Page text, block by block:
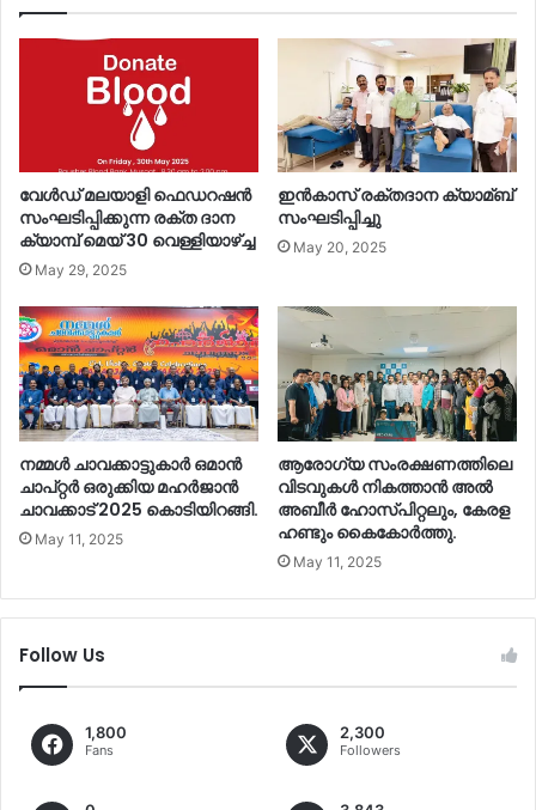
വേൾഡ് മലയാളി ഫെഡറഷൻ
സംഘടിപ്പിക്കുന്ന രക്ത ദാന
ക്യാമ്പ് മെയ്‌ 30 വെള്ളിയാഴ്ച്ച
May 29, 2025
ഇൻകാസ് രക്തദാന ക്യാമ്ബ്
സംഘടിപ്പിച്ചു
May 20, 2025
നമ്മൾ ചാവക്കാട്ടുകാർ ഒമാൻ
ചാപ്റ്റർ ഒരുക്കിയ മഹർജാൻ
ചാവക്കാട് 2025 കൊടിയിറങ്ങി.
May 11, 2025
ആരോഗ്യ സംരക്ഷണത്തിലെ
വിടവുകൾ നികത്താൻ അൽ
അബീർ ഹോസ്പിറ്റലും, കേരള
ഹണ്ടും കൈകോർത്തു.
May 11, 2025
Follow Us
1,800
Fans
2,300
Followers